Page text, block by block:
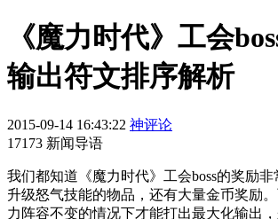
《魔力时代》工会
输出符文排序解析
2015-09-14 16:43:22 神评论
17173 新闻导语
我们都知道《魔力时代》工会boss的奖励
升级怒气技能的物品，还有大量金币奖励
力阵容不变的情况下才能打出最大化输出